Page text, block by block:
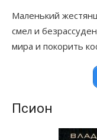
Маленький
смел и
мира и покорить
Псион